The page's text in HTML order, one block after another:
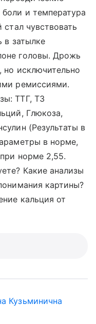
и температура
чувствовать
в затылке
головы. Дрожь
но исключительно
ремиссиями.
ТТГ, Т3
Глюкоза,
(Результаты в
в норме,
норме 2,55.
Какие анализы
картины?
кальция от
Кузьминична